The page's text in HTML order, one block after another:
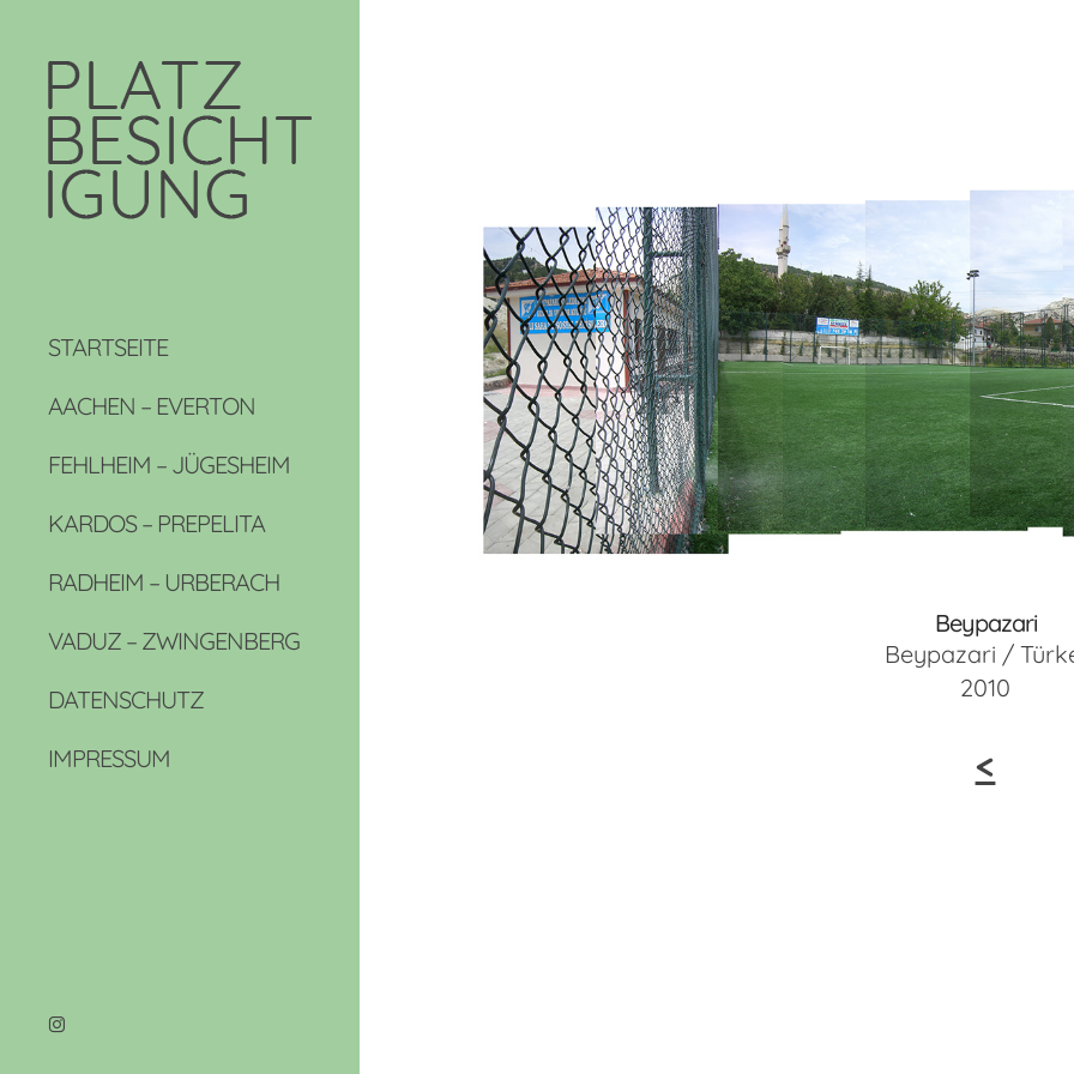
STARTSEITE
AACHEN – EVERTON
FEHLHEIM – JÜGESHEIM
KARDOS – PREPELITA
RADHEIM – URBERACH
VADUZ – ZWINGENBERG
DATENSCHUTZ
IMPRESSUM
Beypazari
Beypazari /
2010
<